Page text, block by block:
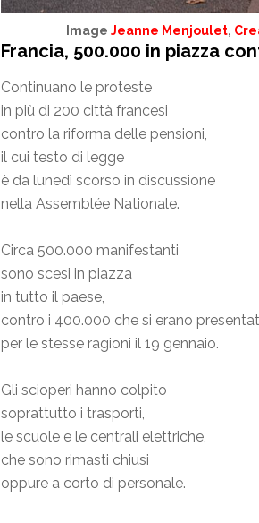
Image Jeanne Menjoulet,
Francia, 500.000 in piazza
Continuano le proteste
in più di 200 città francesi
contro la riforma delle pensioni,
il cui testo di legge
è da lunedì scorso in discussione
nella Assemblée Nationale.
Circa 500.000 manifestanti
sono scesi in piazza
in tutto il paese,
contro i 400.000 che si erano
per le stesse ragioni il 19 gennaio.
Gli scioperi hanno colpito
soprattutto i trasporti,
le scuole e le centrali elettriche,
che sono rimasti chiusi
oppure a corto di personale.